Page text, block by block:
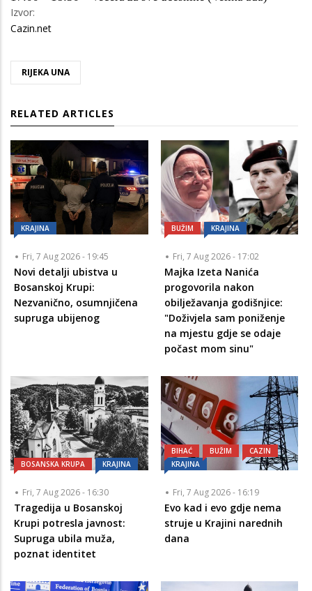
Izvor:
Cazin.net
RIJEKA UNA
RELATED ARTICLES
KRAJINA
Fri, 7 Aug 2026 - 19:45
Novi detalji ubistva u
Bosanskoj Krupi:
Nezvanično, osumnjičena
supruga ubijenog
BUŽIM KRAJINA
Fri, 7 Aug 2026 - 17:02
Majka Izeta Nanića
progovorila nakon
obilježavanja godišnjice:
"Doživjela sam poniženje
na mjestu gdje se odaje
počast mom sinu"
BOSANSKA KRUPA KRAJINA
Fri, 7 Aug 2026 - 16:30
Tragedija u Bosanskoj
Krupi potresla javnost:
Supruga ubila muža,
poznat identitet
BIHAĆ BUŽIM
CAZIN
KRAJINA
Fri, 7 Aug 2026 - 16:19
Evo kad i evo gdje nema
struje u Krajini narednih
dana